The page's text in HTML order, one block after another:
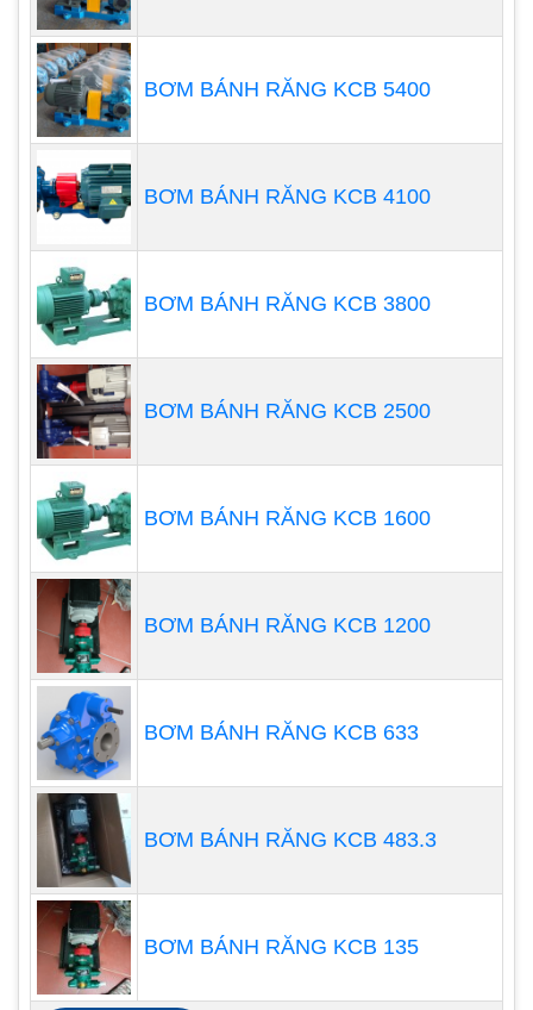
được sử dụng trong các ứng dụng yêu cầu
lưu lượng lớn.
Ngoài ra, bơm thủy lực bánh răng còn có thể được
phân loại theo các tiêu chí khác như:
Theo kiểu lắp đặt
có thể được lắp đặt cố định, lắp đặt di động,
hoặc lắp đặt trên xe.
Theo loại chất lỏng
có thể bơm được các loại chất lỏng khác
nhau, như dầu, nước, nhiên liệu,...
BƠM BÁNH RĂNG KCB 5400
BƠM BÁNH RĂNG KCB 4100
BƠM BÁNH RĂNG KCB 3800
BƠM BÁNH RĂNG KCB 2500
BƠM BÁNH RĂNG KCB 1600
BƠM BÁNH RĂNG KCB 1200
BƠM BÁNH RĂNG KCB 633
BƠM BÁNH RĂNG KCB 483.3
BƠM BÁNH RĂNG KCB 135